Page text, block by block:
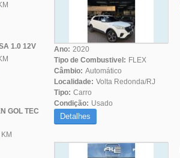
Ano: 2020
Tipo de Combustivel: FLEX
Câmbio: Automático
Localidade: Volta Redonda/RJ
Tipo: Carro
Condição: Usado
Detalhes
1.0 12V
GOL TEC